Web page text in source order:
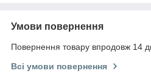
Умови повернення
Повернення товару впродовж 14
Всі умови повернення